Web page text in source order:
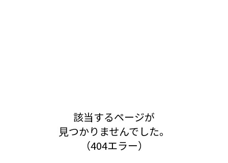
該当するページが
見つかりませんでした。
（404エラー）